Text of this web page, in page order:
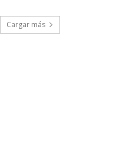
Cargar más